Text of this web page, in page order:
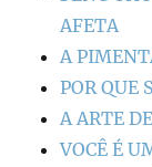
AFETA
A
POR QUE
A ARTE
VOCÊ É